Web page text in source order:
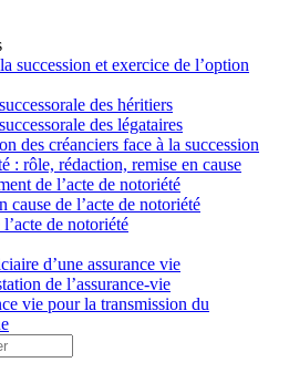
succession et exercice de l’option
des héritiers
des légataires
des créanciers face à la succession
: rôle, rédaction, remise en cause
de l’acte de notoriété
cause de l’acte de notoriété
de notoriété
d’une assurance vie
de l’assurance-vie
vie pour la transmission du